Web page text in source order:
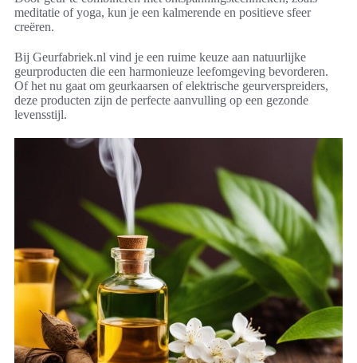
meditatie of yoga, kun je een kalmerende en positieve sfeer
creëren.
Bij Geurfabriek.nl vind je een ruime keuze aan natuurlijke
geurproducten die een harmonieuze leefomgeving bevorderen.
Of het nu gaat om geurkaarsen of elektrische geurverspreiders,
deze producten zijn de perfecte aanvulling op een gezonde
levensstijl.